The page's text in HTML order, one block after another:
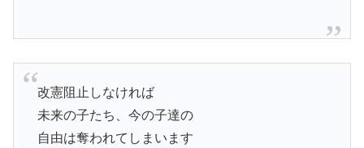
改憲阻止しなければ
未来の子たち、今の子達の
自由は奪われてしまいます